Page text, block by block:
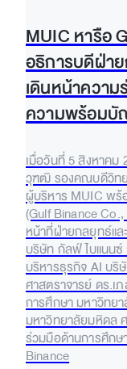
MUIC หารือ
อธิการบดีฝ่า
เดินหน้าควา
ความพร้อม
เมื่อวันที่ 5 สิงหาคม
วุฑฒิ รองคณบดีวิท
ผู้บริหาร MUIC พร้
(Gulf Binance
หน้าที่ฝ่ายกลยุทธ์แ
บริษัท กัลฟ์ ไบแนนซ์
บริหารธุรกิจ AI บ
ศาสตราจารย์ ดร.
การศึกษา มหาวิทย
มหาวิทยาลัยมหิดล
ร่วมมือด้านการศึกษ
Binance